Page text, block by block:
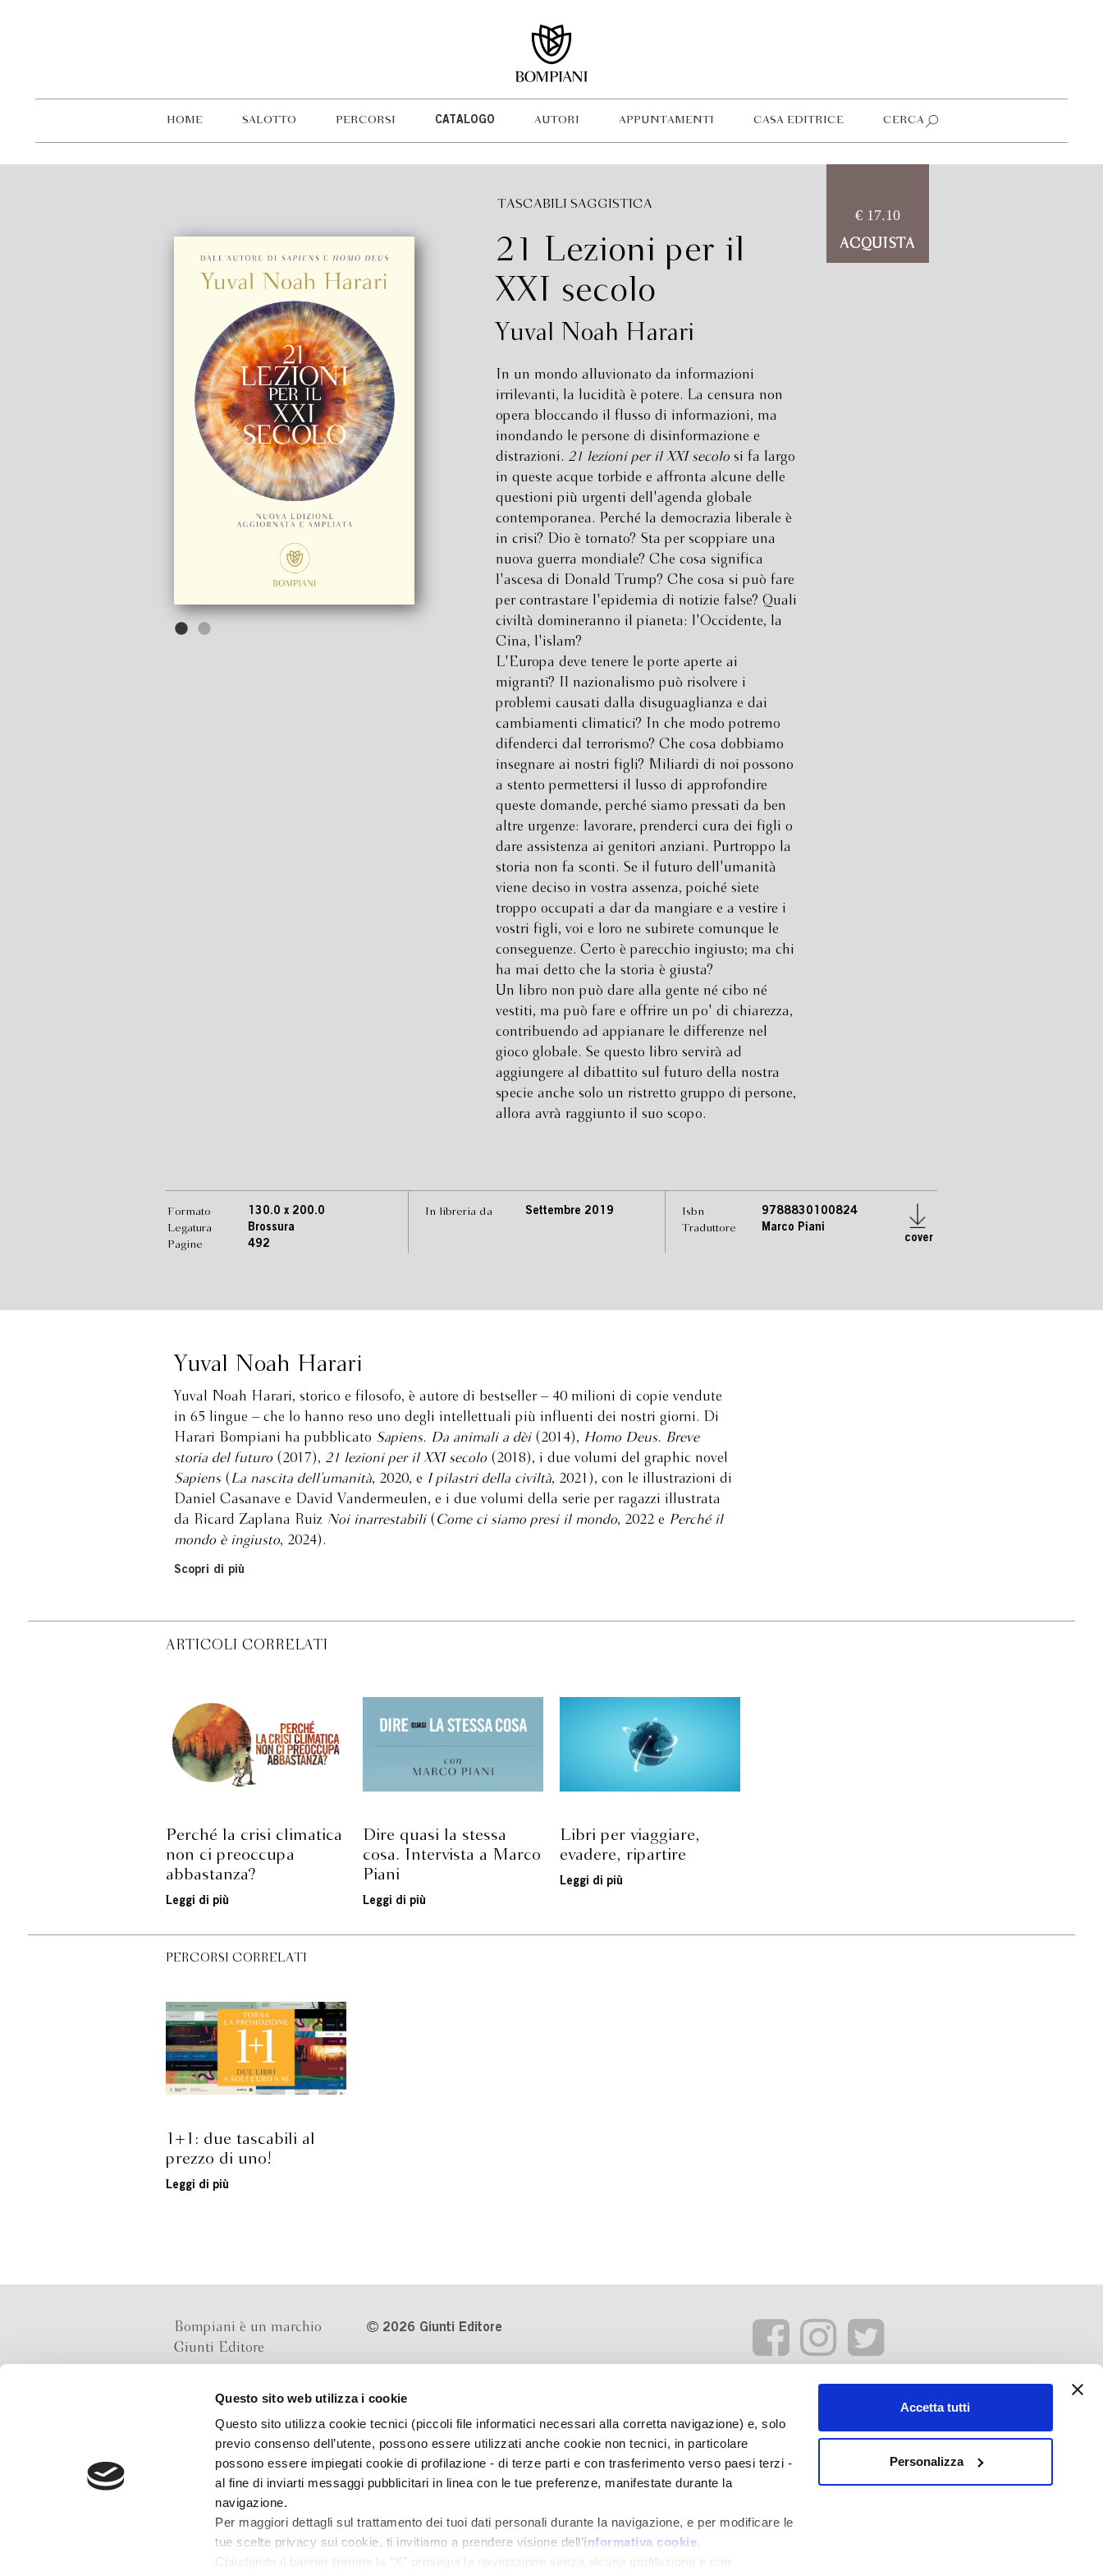
Questo sito web utilizza i cookie
Questo sito utilizza cookie tecnici (piccoli file informatici necessari alla corretta navigazione) e, solo
previo consenso dell’utente, possono essere utilizzati anche cookie non tecnici, in particolare
possono essere impiegati cookie di profilazione - di terze parti e con trasferimento verso paesi terzi -
al fine di inviarti messaggi pubblicitari in linea con le tue preferenze, manifestate durante la
navigazione.
Per maggiori dettagli sul trattamento dei tuoi dati personali durante la navigazione, e per modificare le
tue scelte privacy sui cookie, ti invitiamo a prendere visione dell’informativa cookie.
Chiudendo il banner tramite la “X” prosegui la navigazione senza alcuna profilazione e con
Accetta tutti
Personalizza
HOME SALOTTO PERCORSI CATALOGO AUTORI APPUNTAMENTI CASA EDITRICE CERCA
TASCABILI SAGGISTICA
21 Lezioni per il
XXI secolo
Yuval Noah Harari
In un mondo alluvionato da informazioni
irrilevanti, la lucidità è potere. La censura non
opera bloccando il flusso di informazioni, ma
inondando le persone di disinformazione e
distrazioni. 21 lezioni per il XXI secolosi fa largo
in queste acque torbide e affronta alcune delle
questioni più urgenti dell'agenda globale
contemporanea. Perché la democrazia liberale è
in crisi? Dio è tornato? Sta per scoppiare una
nuova guerra mondiale? Che cosa significa
l'ascesa di Donald Trump? Che cosa si può fare
per contrastare l'epidemia di notizie false? Quali
civiltà domineranno il pianeta: l'Occidente, la
Cina, l'islam?
L'Europa deve tenere le porte aperte ai
migranti? Il nazionalismo può risolvere i
problemi causati dalla disuguaglianza e dai
cambiamenti climatici? In che modo potremo
difenderci dal terrorismo? Che cosa dobbiamo
insegnare ai nostri figli? Miliardi di noi possono
a stento permettersi il lusso di approfondire
queste domande, perché siamo pressati da ben
altre urgenze: lavorare, prenderci cura dei figli o
dare assistenza ai genitori anziani. Purtroppo la
storia non fa sconti. Se il futuro dell'umanità
viene deciso in vostra assenza, poiché siete
troppo occupati a dar da mangiare e a vestire i
vostri figli, voi e loro ne subirete comunque le
conseguenze. Certo è parecchio ingiusto; ma chi
ha mai detto che la storia è giusta?
Un libro non può dare alla gente né cibo né
vestiti, ma può fare e offrire un po' di chiarezza,
contribuendo ad appianare le differenze nel
gioco globale. Se questo libro servirà ad
aggiungere al dibattito sul futuro della nostra
specie anche solo un ristretto gruppo di persone,
allora avrà raggiunto il suo scopo.
€ 17.10
ACQUISTA
Formato
Legatura
Pagine
130.0 x 200.0
Brossura
492
In libreria da Settembre 2019
Isbn
Traduttore
9788830100824
Marco Piani
cover
Yuval Noah Harari
Yuval Noah Harari, storico e filosofo, è autore di bestseller – 40 milioni di copie vendute
in 65 lingue – che lo hanno reso uno degli intellettuali più influenti dei nostri giorni. Di
Harari Bompiani ha pubblicato Sapiens. Da animali a dèi (2014), Homo Deus. Breve
storia del futuro (2017), 21 lezioni per il XXI secolo (2018), i due volumi del graphic novel
Sapiens( La nascita dell’umanità, 2020, e I pilastri della civiltà, 2021), con le illustrazioni di
Daniel Casanave e David Vandermeulen, e i due volumi della serie per ragazzi illustrata
da Ricard Zaplana Ruiz Noi inarrestabili( Come ci siamo presi il mondo, 2022 e Perché il
mondo è ingiusto, 2024).
Scopri di più
ARTICOLI CORRELATI
Perché la crisi climatica
non ci preoccupa
abbastanza?
Leggi di più
Dire quasi la stessa
cosa. Intervista a Marco
Piani
Leggi di più
Libri per viaggiare,
evadere, ripartire
Leggi di più
PERCORSI CORRELATI
1+1: due tascabili al
prezzo di uno!
Leggi di più
Bompiani è un marchio
Giunti Editore
Via Bolognese 165,
50139 Firenze
Via G.B.Pirelli 30,
20124 Milano
2026 Giunti Editore
Numero d'iscrizione al Registro
Imprese di Milano REA 1327444
Informativa sulla privacy